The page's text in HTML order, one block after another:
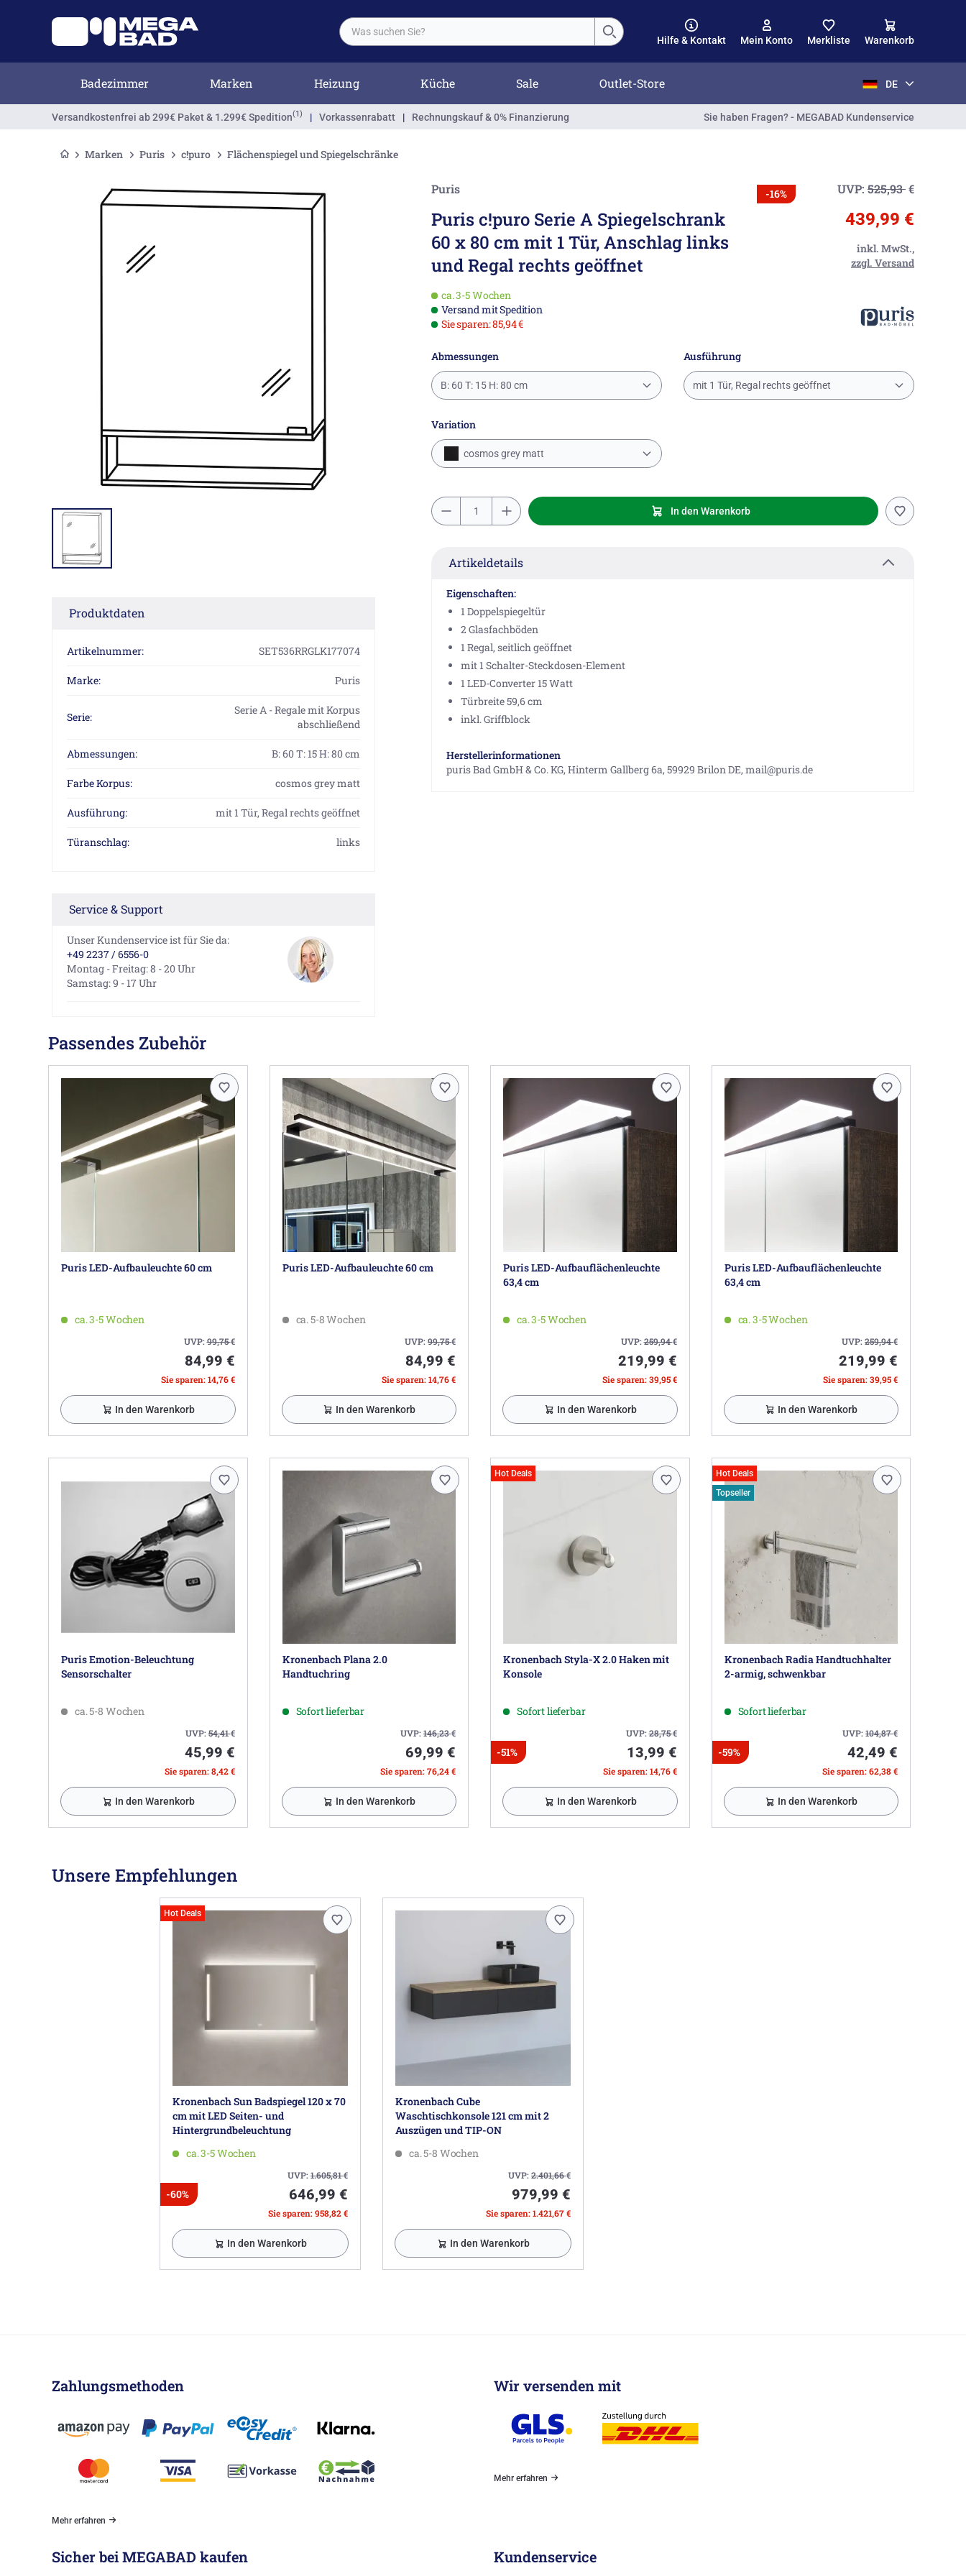
Hilfe & Kontakt Mein Konto Merkliste Warenkorb
Badezimmer Marken Heizung Küche Sale Outlet-Store DE
Versandkostenfrei ab 299€ Paket & 1.299€ Spedition(1) | Vorkassenrabatt | Rechnungskauf & 0% Finanzierung Sie haben Fragen? - MEGABAD Kundenservice
Marken Puris c!puro Flächenspiegel und Spiegelschränke
Produktdaten
Artikelnummer: SET536RRGLK177074
Marke: Puris
Serie:
Serie A - Regale mit Korpus
abschließend
Abmessungen: B: 60 T: 15 H: 80 cm
Farbe Korpus: cosmos grey matt
Ausführung: mit 1 Tür, Regal rechts geöffnet
Türanschlag: links
Service & Support
Unser Kundenservice ist für Sie da:
+49 2237 / 6556-0
Montag - Freitag: 8 - 20 Uhr
Samstag: 9 - 17 Uhr
Puris
Puris c!puro Serie A Spiegelschrank
60 x 80 cm mit 1 Tür, Anschlag links
und Regal rechts geöffnet
-16% UVP: 525,93€
439,99 €
inkl. MwSt.,
zzgl. Versand
ca. 3-5 Wochen
Versand mit Spedition
Sie sparen: 85,94 €
Abmessungen
B: 60 T: 15 H: 80 cm
Ausführung
mit 1 Tür, Regal rechts geöffnet
Variation
cosmos grey matt
In den Warenkorb
Artikeldetails
Eigenschaften:
1 Doppelspiegeltür
2 Glasfachböden
1 Regal, seitlich geöffnet
mit 1 Schalter-Steckdosen-Element
1 LED-Converter 15 Watt
Türbreite 59,6 cm
inkl. Griffblock
Herstellerinformationen
puris Bad GmbH & Co. KG, Hinterm Gallberg 6a, 59929 Brilon DE, mail@puris.de
Passendes Zubehör
Puris LED-Aufbauleuchte 60 cm
ca. 3-5 Wochen
UVP:99,75€
84,99 €
Sie sparen: 14,76 €
In den Warenkorb
Puris LED-Aufbauleuchte 60 cm
ca. 5-8 Wochen
UVP:99,75€
84,99 €
Sie sparen: 14,76 €
In den Warenkorb
Puris LED-Aufbauflächenleuchte
63,4 cm
ca. 3-5 Wochen
UVP:259,94€
219,99 €
Sie sparen: 39,95 €
In den Warenkorb
Puris LED-Aufbauflächenleuchte
63,4 cm
ca. 3-5 Wochen
UVP:259,94€
219,99 €
Sie sparen: 39,95 €
In den Warenkorb
Puris Emotion-Beleuchtung
Sensorschalter
ca. 5-8 Wochen
UVP:54,41€
45,99 €
Sie sparen: 8,42 €
In den Warenkorb
Kronenbach Plana 2.0
Handtuchring
Sofort lieferbar
UVP:146,23€
69,99 €
Sie sparen: 76,24 €
In den Warenkorb
Hot Deals
Kronenbach Styla-X 2.0 Haken mit
Konsole
Sofort lieferbar
UVP:28,75€
-51% 13,99 €
Sie sparen: 14,76 €
In den Warenkorb
Hot Deals
Topseller
Kronenbach Radia Handtuchhalter
2-armig, schwenkbar
Sofort lieferbar
UVP:104,87€
-59% 42,49 €
Sie sparen: 62,38 €
In den Warenkorb
Unsere Empfehlungen
Hot Deals
Kronenbach Sun Badspiegel 120 x 70
cm mit LED Seiten- und
Hintergrundbeleuchtung
ca. 3-5 Wochen
UVP:1.605,81€
-60% 646,99 €
Sie sparen: 958,82 €
In den Warenkorb
Kronenbach Cube
Waschtischkonsole 121 cm mit 2
Auszügen und TIP-ON
ca. 5-8 Wochen
UVP:2.401,66€
979,99 €
Sie sparen: 1.421,67 €
In den Warenkorb
Zahlungsmethoden
Mehr erfahren
Wir versenden mit
Mehr erfahren
Sicher bei MEGABAD kaufen Kundenservice